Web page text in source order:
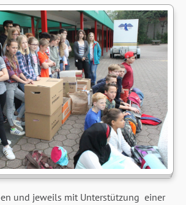
und jeweils mit Unterstützung einer